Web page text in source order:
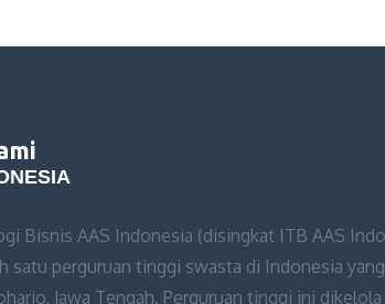
Bisnis AAS Indonesia (disingkat ITB AAS
satu perguruan tinggi swasta di Indonesia
Jawa Tengah. Perguruan tinggi ini dikelola